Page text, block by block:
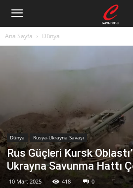
Ana Sayfa Dünya
Dünya Rusya-Ukrayna Savaşı
Rus Güçleri Kursk
Ukrayna Savunma Hattı
10 Mart 2025 418 0